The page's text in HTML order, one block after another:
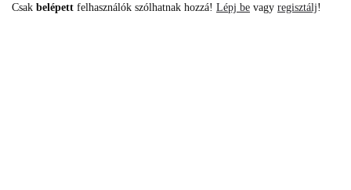
Csak belépett felhasználók szólhatnak hozzá! Lépj be vagy regisztálj!